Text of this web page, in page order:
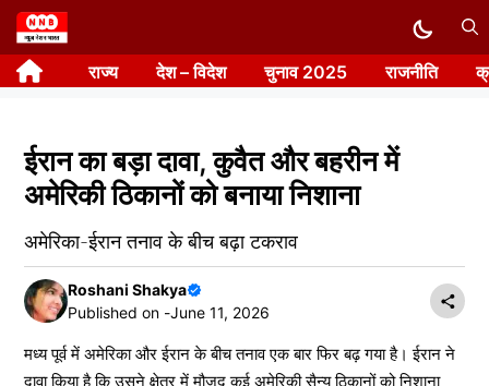
Skip
to
content राज्य देश – विदेश चुनाव 2025 राजनीति
ईरान का बड़ा दावा, कुवैत और बहरीन में
अमेरिकी ठिकानों को बनाया निशाना
अमेरिका-ईरान तनाव के बीच बढ़ा टकराव
Roshani Shakya
Published on -June 11, 2026
मध्य पूर्व में अमेरिका और ईरान के बीच तनाव एक बार फिर बढ़ गया है। ईरान ने
दावा किया है कि उसने क्षेत्र में मौजूद कई अमेरिकी सैन्य ठिकानों को निशाना